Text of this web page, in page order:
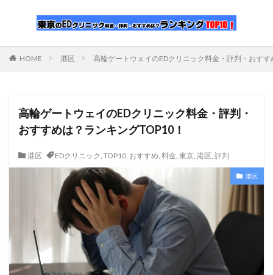
HOME 港区 高輪ゲートウェイのEDクリニック料金・評判・おす
高輪ゲートウェイのEDクリニック料金・評判・
おすすめは？ランキングTOP10！
港区 EDクリニック, TOP10, おすすめ, 料金, 東京, 港区, 評判
港区